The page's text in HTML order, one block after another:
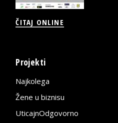
ČITAJ ONLINE
Projekti
Najkolega
Žene u biznisu
UticajnOdgovorno